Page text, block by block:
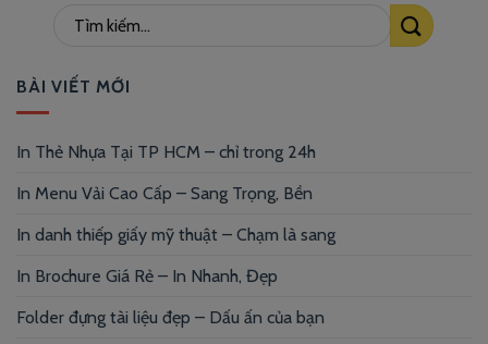
BÀI VIẾT MỚI
In Thẻ Nhựa Tại TP HCM – chỉ trong 24h
In Menu Vải Cao Cấp – Sang Trọng, Bền
In danh thiếp giấy mỹ thuật – Chạm là sang
In Brochure Giá Rẻ – In Nhanh, Đẹp
Folder đựng tài liệu đẹp – Dấu ấn của bạn